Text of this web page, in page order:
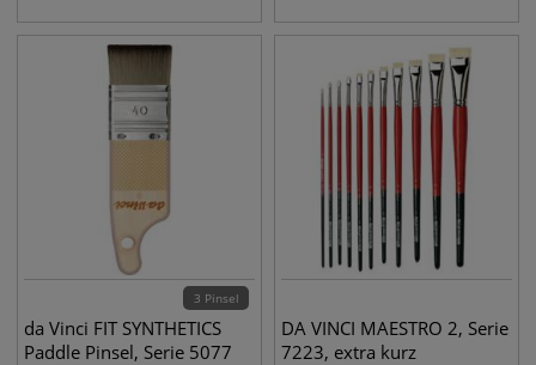
3 Pinsel
da Vinci FIT SYNTHETICS
Paddle Pinsel, Serie 5077
DA VINCI MAESTRO 2, Serie
7223, extra kurz